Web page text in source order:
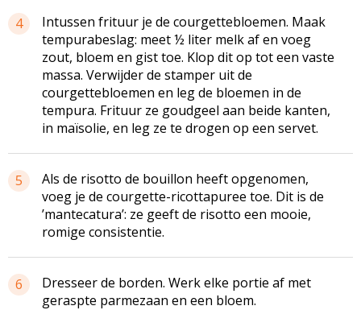
4
Intussen frituur je de courgettebloemen. Maak
tempurabeslag: meet ½ liter melk af en voeg
zout, bloem en gist toe. Klop dit op tot een vaste
massa. Verwijder de stamper uit de
courgettebloemen en leg de bloemen in de
tempura. Frituur ze goudgeel aan beide kanten,
in maïsolie, en leg ze te drogen op een servet.
5
Als de risotto de bouillon heeft opgenomen,
voeg je de courgette-ricottapuree toe. Dit is de
’mantecatura’: ze geeft de risotto een mooie,
romige consistentie.
6
Dresseer de borden. Werk elke portie af met
geraspte parmezaan en een bloem.